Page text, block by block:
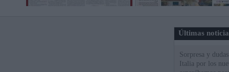
Últimas
Sorpresa y
Italia por los